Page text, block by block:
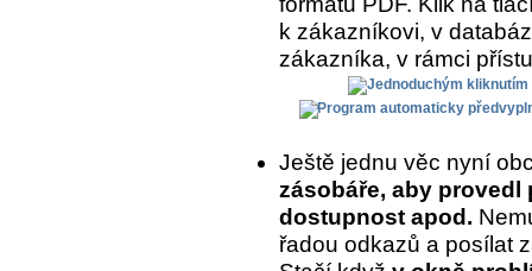
k zákazníkovi, v
zákazníka, v rámci
Ještě jednu věc nyní
zásobáře, aby
dostupnost apod.
řadou odkazů a posílat